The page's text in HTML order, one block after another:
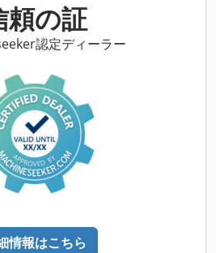
頼の証
認定ディーラー
情報はこちら